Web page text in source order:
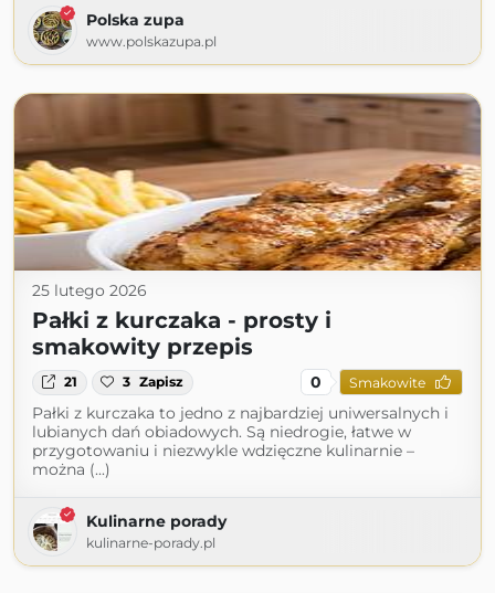
Polska zupa
www.polskazupa.pl
25 lutego 2026
Pałki z kurczaka - prosty i
smakowity przepis
21 3 Zapisz 0 Smakowite
Pałki z kurczaka to jedno z najbardziej uniwersalnych i
lubianych dań obiadowych. Są niedrogie, łatwe w
przygotowaniu i niezwykle wdzięczne kulinarnie –
można (...)
Kulinarne porady
kulinarne-porady.pl